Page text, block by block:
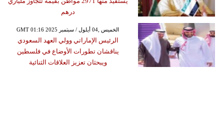
درهم
GMT 01:16 2025 الخميس ,04 أيلول / سبتمبر
الرئيس الإماراتي وولي العهد السعودي
يناقشان تطورات الأوضاع في فلسطين
ويبحثان تعزيز العلاقات الثنائية